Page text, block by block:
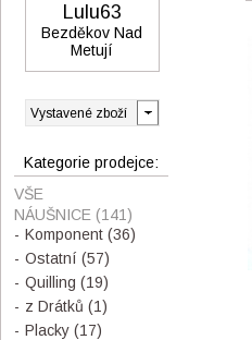
Lulu63
Bezděkov Nad
Metují
Kategorie prodejce:
VŠE
NÁUŠNICE (141)
Komponent (36)
Ostatní (57)
Quilling (19)
z Drátků (1)
Placky (17)